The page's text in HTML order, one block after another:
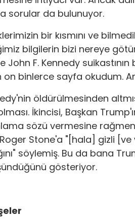
sorular da bulunuyor.
bir kısmını ve
bilgilerin bizi nereye
John F. Kennedy
on binlerce sayfa okudum.
öldürülmesinden
İkincisi, Başkan
sözü vermesine
Stone'a "[hala] gizli
söylemiş. Bu da bana
gösteriyor.